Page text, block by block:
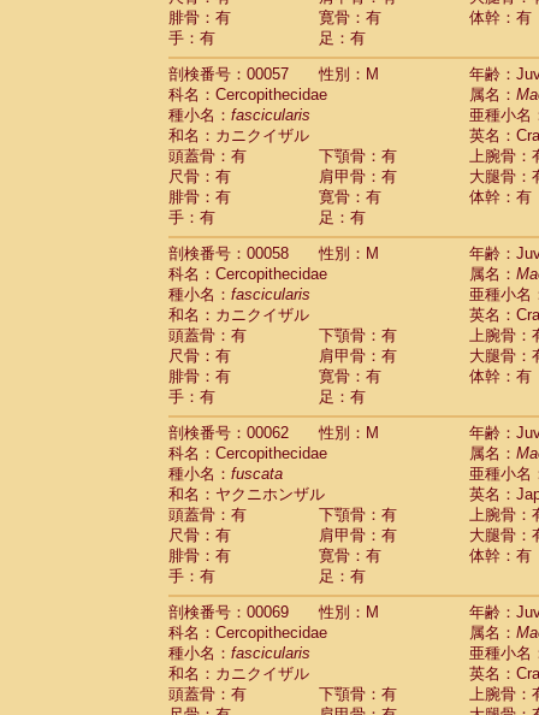
CercopithecidaeMacaca silenus(0)
CercopithecidaeMacaca sinica (0)
CercopithecidaeMacaca sylvanus
CercopithecidaeMacaca thibetana (0)
Cercopithecidae Macaca tonkeana (0)
Cercopithecidae hybrid(1)
Cercopithecidae (0)
CercopithecidaeAllenopithecus
CercopithecidaeCercopithecus
CercopithecidaeCercopithecus
CercopithecidaeCercopithecus
CercopithecidaeCercopithecus diana
CercopithecidaeCercopithecus
Cercopithecidae
Cercopithecus
Cercopithecidae
Cercopithecus mitis
CercopithecidaeCercopithecus mitis
CercopithecidaeCercopithecus mitis
CercopithecidaeCercopithecus mona
CercopithecidaeCercopithecus
CercopithecidaeCercopithecus
CercopithecidaeCercopithecus
Cercopithecidae
Cercopithecusspp.(0)
Cercopithecidae
Chlorocebus
CercopithecidaeChlorocebus
CercopithecidaeErythrocebus patas
CercopithecidaeMiopithecus talapoin
CercopithecidaeCercopithecinae spp.
CercopithecidaeColobus angolensis
CercopithecidaeColobus guereza (0)
Cercopithecidae Colobus polykomos
Cercopithecidae Piliocolobus badius
Cercopithecidae Kasi senex vetulus(0)
CercopithecidaeKasi senex
腓骨：有
寛骨：有
体幹：有
手：有
足：有
剖検番号：00057
性別：M
年齢：
科名：Cercopithecidae
属名：
種小名： fascicularis
亜種小名
和名：カニクイザル
英名：
頭蓋骨：有
下顎骨：有
上腕骨：
尺骨：有
肩甲骨：有
大腿骨：
腓骨：有
寛骨：有
体幹：有
手：有
足：有
剖検番号：00058
性別：M
年齢：
科名：Cercopithecidae
属名：
種小名： fascicularis
亜種小名
和名：カニクイザル
英名：
頭蓋骨：有
下顎骨：有
上腕骨：
尺骨：有
肩甲骨：有
大腿骨：
腓骨：有
寛骨：有
体幹：有
手：有
足：有
剖検番号：00062
性別：M
年齢：
科名：Cercopithecidae
属名：
種小名： fuscata
亜種小名
和名：ヤクニホンザル
英名：
頭蓋骨：有
下顎骨：有
上腕骨：
尺骨：有
肩甲骨：有
大腿骨：
腓骨：有
寛骨：有
体幹：有
手：有
足：有
剖検番号：00069
性別：M
年齢：
科名：Cercopithecidae
属名：
種小名： fascicularis
亜種小名
和名：カニクイザル
英名：
頭蓋骨：有
下顎骨：有
上腕骨：